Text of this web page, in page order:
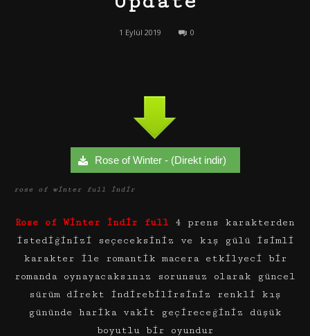
1 Eylül 2019 0
Rose of Winter - (Direkt indir)
rose of winter full indir
Rose of Winter indir full
4 prens karakterden
istediğinizi seçeceksiniz ve kış gülü isimli
karakter ile romantik macera etkilyeci bir
romanda oynayacaksınız sorunsuz olarak güncel
sürüm direkt indirebilirsiniz renkli kış
gününde harika vakit geçireceğiniz düşük
boyutlu bir oyundur